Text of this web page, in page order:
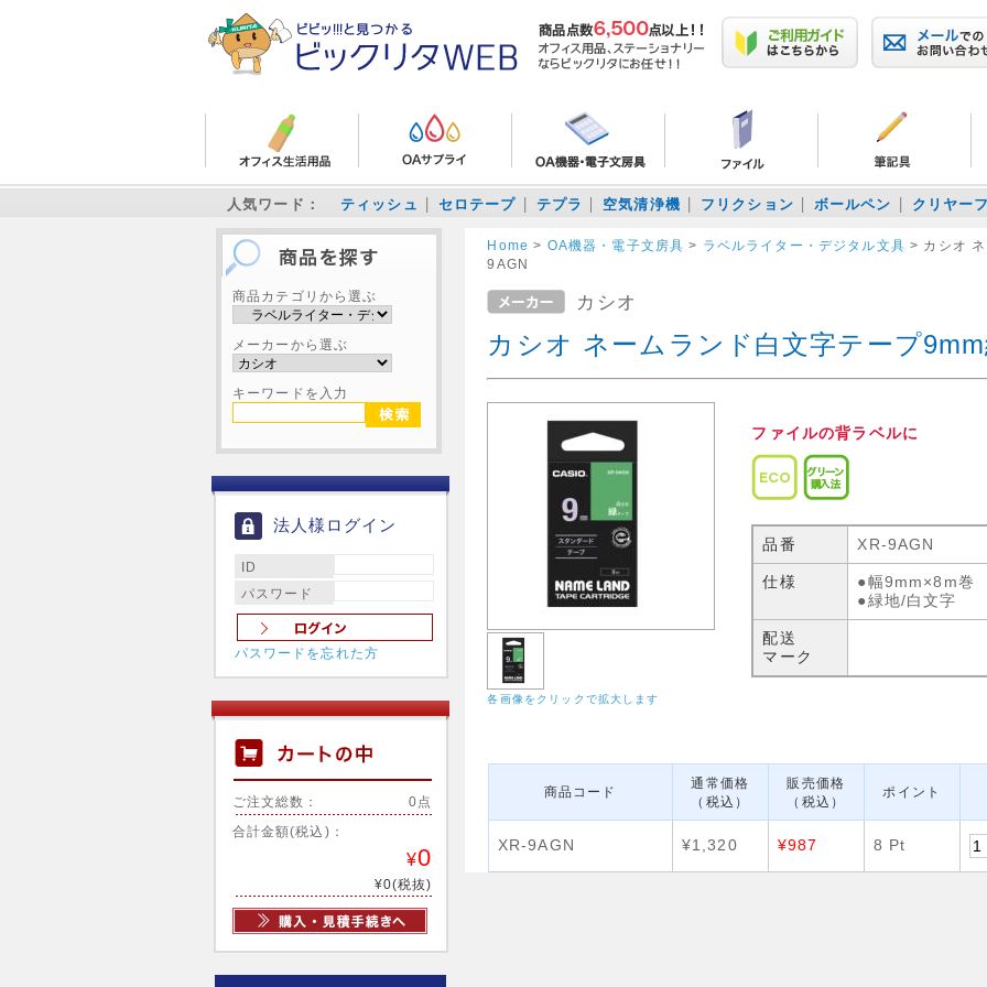
人気ワード： ティッシュ セロテープ テプラ 空気清浄機 フリクション ボールペン クリヤー
商品カテゴリから選ぶ
メーカーから選ぶ
キーワードを入力
法人様ログイン
ID
パスワード
パスワードを忘れた方
ご注文総数： 0点
合計金額(税込)：
¥0
¥0(税抜)
Home > OA機器・電子文房具 > ラベルライター・デジタル文具 > カシオ
9AGN
カシオ
カシオ ネームランド白文字テープ
各画像をクリックで拡大します
ファイルの背ラベルに
品番 XR-9AGN
仕様
●幅9mm×8m巻
●緑地/白文字
配送
マーク
商品コード
通常価格
（税込）
販売価格
（税込）
ポイント
XR-9AGN ¥1,320 ¥987 8 Pt